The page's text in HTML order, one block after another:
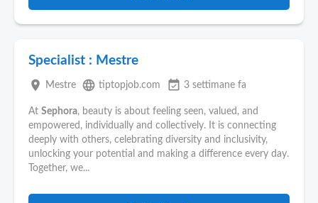
Specialist : Mestre
place Mestre language tiptopjob.com event_available 3 settimane fa
At Sephora, beauty is about feeling seen, valued, and
empowered, individually and collectively. It is connecting
deeply with others, celebrating diversity and inclusivity,
unlocking your potential and making a difference every day.
Together, we...